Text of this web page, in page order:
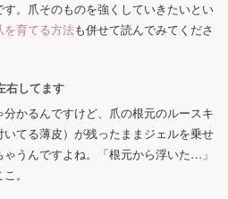
。爪そのものを強くしていきたいとい
を育てる方法も併せて読んでみてくださ
右してます
かるんですけど、爪の根元のルースキ
てる薄皮）が残ったままジェルを乗せ
うんですよね。「根元から浮いた…」
。